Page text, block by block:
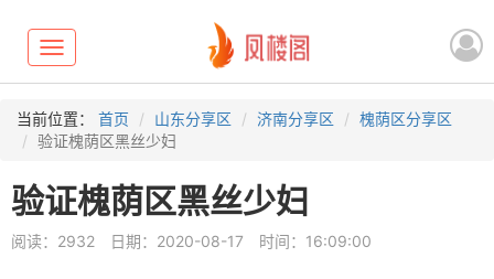
Toggle
navigation
当前位置： 首页 山东分享区 济南分享区
槐荫区分享区
验证槐荫区黑丝少妇
验证槐荫区黑丝少妇
阅读：2932 日期：2020-08-17 时间：16:09:00